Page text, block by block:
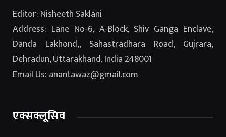
Editor: Nisheeth Saklani
Address: Lane No-6, A-Block, Shiv Ganga Enclave,
Danda Lakhond,, Sahastradhara Road, Gujrara,
Dehradun, Uttarakhand, India 248001
Email Us: anantawaz@gmail.com
एक्सक्लूसिव